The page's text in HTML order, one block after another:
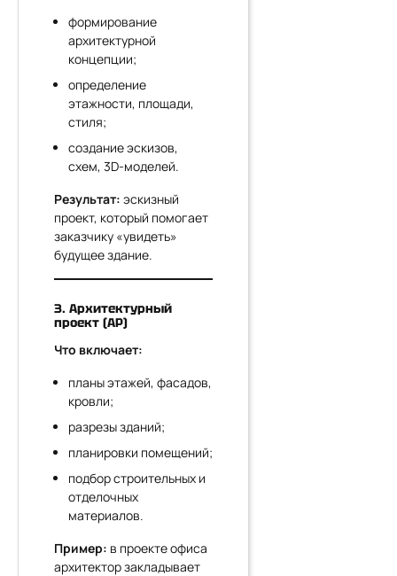
формирование
архитектурной
концепции;
определение
этажности, площади,
стиля;
создание эскизов,
схем, 3D-моделей.
Результат: эскизный
проект, который помогает
заказчику «увидеть»
будущее здание.
3. Архитектурный
проект (АР)
Что включает:
планы этажей, фасадов,
кровли;
разрезы зданий;
планировки помещений;
подбор строительных и
отделочных
материалов.
Пример: в проекте офиса
архитектор закладывает